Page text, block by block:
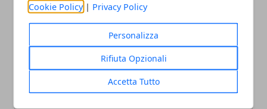
Cookie Policy | Privacy Policy
Personalizza
Rifiuta Opzionali
Accetta Tutto
tecnologia portando in Italia le